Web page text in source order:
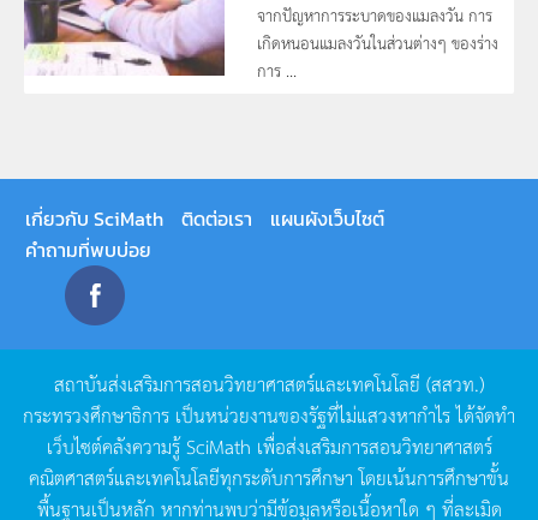
จากปัญหาการระบาดของแมลงวัน การ
เกิดหนอนแมลงวันในส่วนต่างๆ ของร่าง
การ ...
เกี่ยวกับ SciMath ติดต่อเรา
แผนผังเว็บไซต์
คำถามที่พบบ่อย
สถาบันส่งเสริมการสอนวิทยาศาสตร์และเทคโนโลยี (สสวท.)
กระทรวงศึกษาธิการ เป็นหน่วยงานของรัฐที่ไม่แสวงหากำไรได้จัดทำ
เว็บไซต์คลังความรู้SciMath เพื่อส่งเสริมการสอนวิทยาศาสตร์
คณิตศาสตร์และเทคโนโลยีทุกระดับการศึกษา โดยเน้นการศึกษาขั้น
พื้นฐานเป็นหลัก หากท่านพบว่ามีข้อมูลหรือเนื้อหาใด ๆ ที่ละเมิด